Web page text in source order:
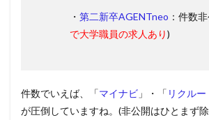
・ 第二新卒AGENTneo ：件数
で大学職員の求人あり)
件数でいえば、「マイナビ 」・「 リクルー
が圧倒していますね。(非公開はひとまず